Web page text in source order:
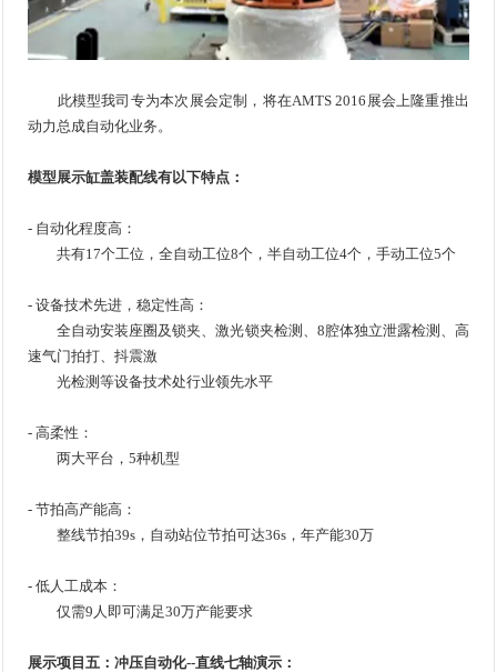
此模型我司专为本次展会定制，将在AMTS 2016展会上隆重推出
动力总成自动化业务。
模型展示缸盖装配线有以下特点：
- 自动化程度高：
共有17个工位，全自动工位8个，半自动工位4个，手动工位5个
- 设备技术先进，稳定性高：
全自动安装座圈及锁夹、激光锁夹检测、8腔体独立泄露检测、高
速气门拍打、抖震激
光检测等设备技术处行业领先水平
- 高柔性：
两大平台，5种机型
- 节拍高产能高：
整线节拍39s，自动站位节拍可达36s，年产能30万
- 低人工成本：
仅需9人即可满足30万产能要求
展示项目五：冲压自动化--直线七轴演示：